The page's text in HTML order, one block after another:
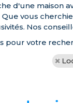
d'une maison
Que vous
Nos
pour votre